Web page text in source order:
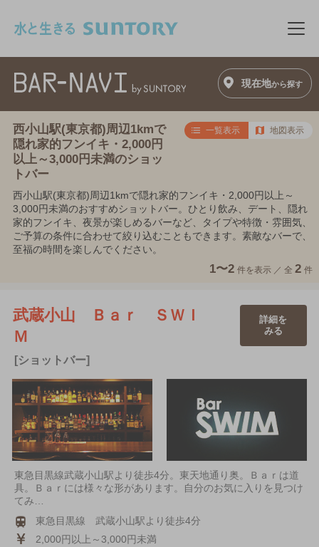
メ
現在地から探す
西小山駅(東京都)周辺1kmで
隠れ家的フンイキ・2,000円
以上～3,000円未満のショッ
トバー
一覧表示 地図表示
西小山駅(東京都)周辺1kmで隠れ家的フンイキ・2,000円以上～
3,000円未満のおすすめショットバー。ひとり飲み、デート、隠れ
家的フンイキ、夜景が楽しめるバーなど、タイプや特徴・雰囲気、
ご予算の条件に合わせて絞り込むこともできます。素敵なバーで、
至福の時間を楽しんでください。
1〜2 件を表示 ／ 全 2 件
武蔵小山 Ｂａｒ ＳＷＩ
Ｍ
[ショットバー]
詳細を
みる
東急目黒線武蔵小山駅より徒歩4分。東天地通り奥。Ｂａｒは道
具。Ｂａｒには様々な形があります。自分のお気に入りを見つけ
てみ…
東急目黒線 武蔵小山駅より徒歩4分
2,000円以上～3,000円未満